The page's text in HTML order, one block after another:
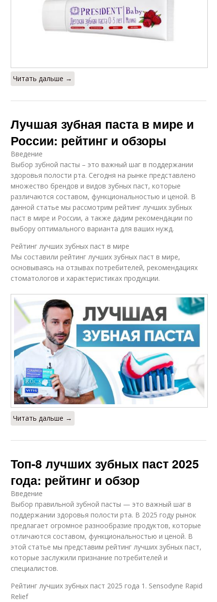
Читать дальше →
Лучшая зубная паста в мире и
России: рейтинг и обзоры
Введение
Выбор зубной пасты – это важный шаг в поддержании
здоровья полости рта. Сегодня на рынке представлено
множество брендов и видов зубных паст, которые
различаются составом, функциональностью и ценой. В
данной статье мы рассмотрим рейтинг лучших зубных
паст в мире и России, а также дадим рекомендации по
выбору оптимального варианта для ваших нужд.
Рейтинг лучших зубных паст в мире
Мы составили рейтинг лучших зубных паст в мире,
основываясь на отзывах потребителей, рекомендациях
стоматологов и характеристиках продукции.
Читать дальше →
Топ-8 лучших зубных паст 2025
года: рейтинг и обзор
Введение
Выбор правильной зубной пасты — это важный шаг в
поддержании здоровья полости рта. В 2025 году рынок
предлагает огромное разнообразие продуктов, которые
отличаются составом, функциональностью и ценой. В
этой статье мы представим рейтинг лучших зубных паст,
которые заслужили признание потребителей и
специалистов.
Рейтинг лучших зубных паст 2025 года 1. Sensodyne Rapid
Relief